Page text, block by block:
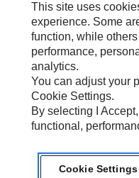
Minhas Preferências De
Mapa Do Local
Cookie Settings
Legal
Privacidade
Portuguese
This site uses
experience. Some
function, while
performance,
analytics.
You can adjust your
Cookie Settings.
By selecting I
functional,
Cookie Settings